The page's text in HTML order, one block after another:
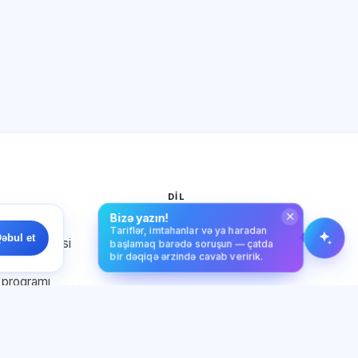
siyasəti
müqaviləsi
DIL
Azərbaycan dili
Bizə yazın!
Tariflər, imtahanlar və ya haradan
başlamaq barədə soruşun — çatda
bir dəqiqə ərzində cavab veririk.
et